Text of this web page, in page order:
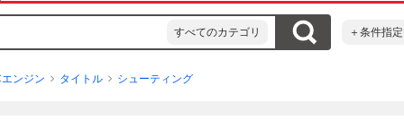
すべてのカテゴリ ＋条件指定
ンジン タイトル シューティング